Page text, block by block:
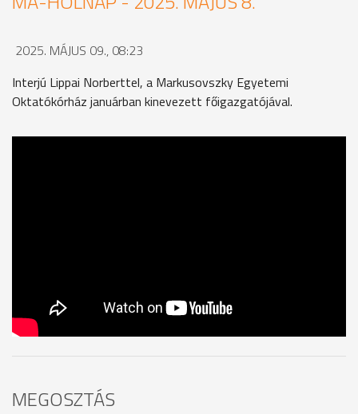
2025. MÁJUS 09., 08:23
Interjú Lippai Norberttel, a Markusovszky Egyetemi
Oktatókórház januárban kinevezett főigazgatójával.
MEGOSZTÁS